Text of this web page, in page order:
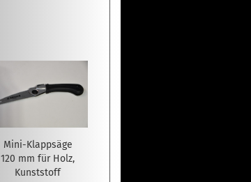
Mini-Klappsäge
120 mm für Holz,
Kunststoff